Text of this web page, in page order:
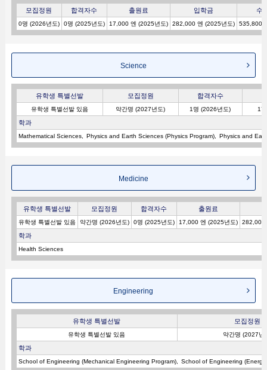
모집정원 합격자수 출원료 입학금 수
0명 (2026년도) 0명 (2025년도) 17,000 엔 (2025년도) 282,000 엔 (2025년도) 535,800
Science
유학생 특별선발 모집정원 합격자수
유학생 특별선발 있음 약간명 (2027년도) 1명 (2026년도)
학과
Mathematical Sciences Physics and Earth Sciences (Physics Program) Physics and
Medicine
유학생 특별선발 모집정원 합격자수 출원료
유학생 특별선발 있음 약간명 (2026년도) 0명 (2025년도) 17,000 엔 (2025년도) 282,000
학과
Health Sciences
Engineering
유학생 특별선발 모집정원
유학생 특별선발 있음 약간명 (2027년
학과
School of Engineering (Mechanical Engineering Program) School of Engineering